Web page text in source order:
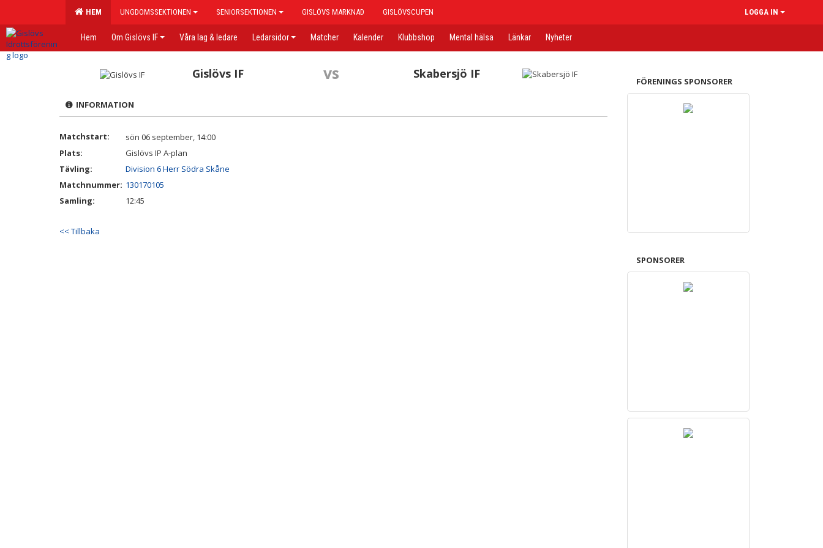
HEM UNGDOMSSEKTIONEN SENIORSEKTIONEN GISLÖVS MARKNAD GISLÖVSCUPEN LOGGA IN
Hem Om Gislövs IF Våra lag & ledare Ledarsidor Matcher Kalender Klubbshop Mental hälsa Länkar Nyheter
Gislövs IF vs Skabersjö IF
INFORMATION
Matchstart:
sön 06 september, 14:00
Plats:
Gislövs IP A-plan
Tävling:
Division 6 Herr Södra Skåne
Matchnummer: 130170105
Samling:
12:45
<< Tillbaka
FÖRENINGS SPONSORER
SPONSORER